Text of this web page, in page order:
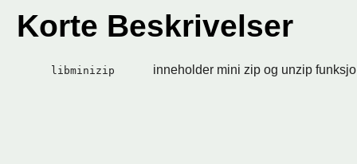
Korte Beskrivelser
libminizip inneholder mini zip og unzip